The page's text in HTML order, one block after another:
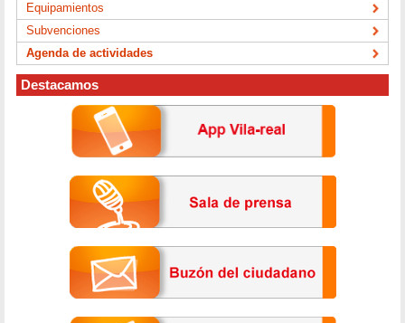
Equipamientos
Subvenciones
Agenda de actividades
Destacamos